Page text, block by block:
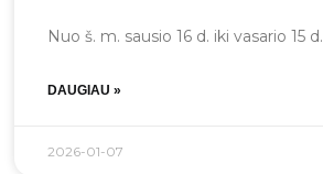
Nuo š. m. sausio 16 d. iki vasario 15 d.
DAUGIAU »
2026-01-07